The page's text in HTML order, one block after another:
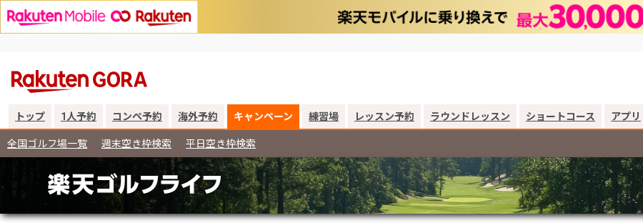
トップ 1人予約 コンペ予約 海外予約 キャンペーン 練習場 レッスン予約 ラウンドレッスン ショートコース アプリ
全国ゴルフ場一覧 週末空き枠検索 平日空き枠検索